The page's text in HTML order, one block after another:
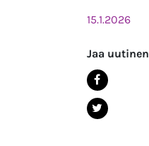
15.1.2026
Jaa uutinen